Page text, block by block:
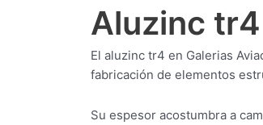
Aluzinc
El aluzinc tr4 en Galerias
fabricación de elementos
Su espesor acostumbra a